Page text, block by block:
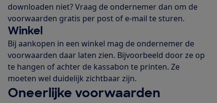
downloaden niet? Vraag de ondernemer dan om de
voorwaarden gratis per post of e-mail te sturen.
Winkel
Bij aankopen in een winkel mag de ondernemer de
voorwaarden daar laten zien. Bijvoorbeeld door ze op
te hangen of achter de kassabon te printen. Ze
moeten wel duidelijk zichtbaar zijn.
Oneerlijke voorwaarden